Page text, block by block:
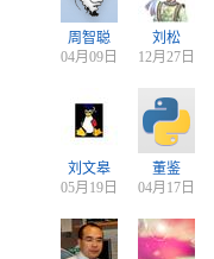
周智聪
04月09日
刘松
12月27日
刘文皋
05月19日
董鉴
04月17日